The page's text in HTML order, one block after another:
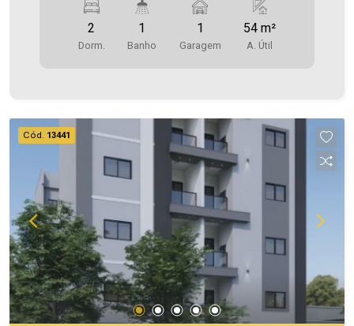
carteiras de imóveis administrados da cidade,
atuando com excelência tanto na locação quanto
na venda. Aproveite essa oportunidade, agende
qualquer erro de digitação e/ou ortografia, bem
como alteração dos preços e imagens. Fotos
meramente ilustrativas
2
Dorm.
1
Banho
1
Garagem
54 m²
A. Útil
Cód. 13441